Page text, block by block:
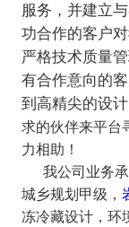
服务，并建立
功合作的客户
严格技术质量
有合作意向的
到高精尖的设
求的伙伴来平台
力相助！
我公司业务承
城乡规划甲级，
冻冷藏设计，环